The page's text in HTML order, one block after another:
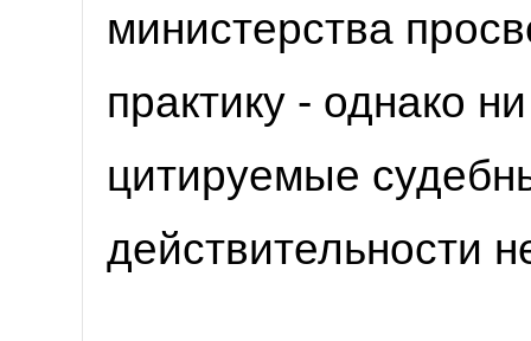
министерства
практику - однако
цитируемые
действительности